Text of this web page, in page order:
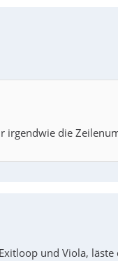
irgendwie die
und Viola,